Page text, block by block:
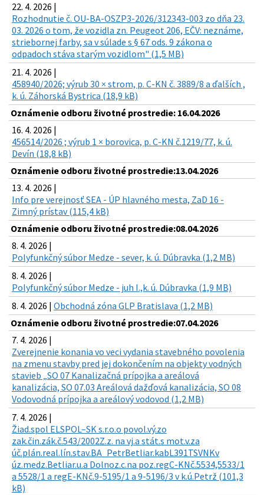
22. 4. 2026 |
Rozhodnutie č. OU-BA-OSZP3-2026/312343-003 zo dňa 23.
03. 2026 o tom, že vozidla zn. Peugeot 206, EČV: neznáme,
striebornej farby, sa v súlade s § 67 ods. 9 zákona o
odpadoch stáva starým vozidlom" (1,5 MB)
21. 4. 2026 |
458940/2026; výrub 30 × strom, p. C-KN č. 3889/8 a ďalších ,
k. ú. Záhorská Bystrica (18,9 kB)
Oznámenie odboru životné prostredie: 16.04.2026
16. 4. 2026 |
456514/2026 ; výrub 1 × borovica, p. C-KN č.1219/77, k. ú.
Devín (18,8 kB)
Oznámenie odboru životné prostredie:13.04.2026
13. 4. 2026 |
Info pre verejnosť SEA - ÚP hlavného mesta, ZaD 16 -
Zimný prístav (115,4 kB)
Oznámenie odboru životné prostredie:08.04.2026
8. 4. 2026 |
Polyfunkčný súbor Medze - sever, k. ú. Dúbravka (1,2 MB)
8. 4. 2026 |
Polyfunkčný súbor Medze - juh I.,k. ú. Dúbravka (1,9 MB)
8. 4. 2026 | Obchodná zóna GLP Bratislava (1,2 MB)
Oznámenie odboru životné prostredie:07.04.2026
7. 4. 2026 |
Zverejnenie konania vo veci vydania stavebného povolenia
na zmenu stavby pred jej dokončením na objekty vodných
stavieb „SO 07 Kanalizačná prípojka a areálová
kanalizácia, SO 07.03 Areálová dažďová kanalizácia, SO 08
Vodovodná prípojka a areálový vodovod (1,2 MB)
7. 4. 2026 |
Žiad.spol ELSPOL–SK s.r.o.o povol.vý.zo
zak.čin.zák.č.543/2002Z.z. na vj.a stát.s mot.v.za
úč.plán.real.lín.stav.BA_PetrBetliar.kabL391TSVNKv
úz.medz.Betliar.u.a Dolnoz.c.na poz.regC-KNč.5534,5533/1
a 5528/1 a regE-KNč.9-5195/1 a 9-5196/3 v k.ú.Petrž (101,3
kB)